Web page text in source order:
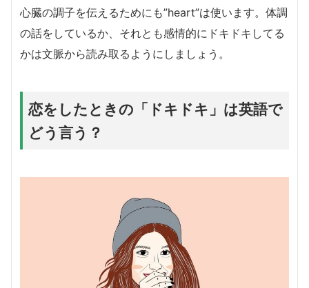
心臓の調子を伝えるためにも”heart”は使います。体調
の話をしているか、それとも感情的にドキドキしてる
かは文脈から読み取るようにしましょう。
恋をしたときの「ドキドキ」は英語で
どう言う？